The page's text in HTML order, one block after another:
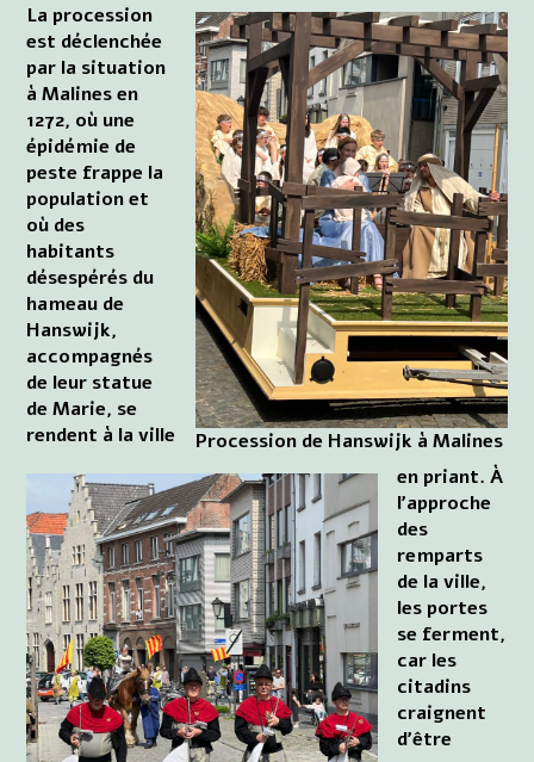
Procession de Hanswijk à Malines
La procession
est déclenchée
par la situation
à Malines en
1272, où une
épidémie de
peste frappe la
population et
où des
habitants
désespérés du
hameau de
Hanswijk,
accompagnés
de leur statue
de Marie, se
rendent à la ville
en priant. À
l'approche
des
remparts
de la ville,
les portes
se ferment,
car les
citadins
craignent
d'être